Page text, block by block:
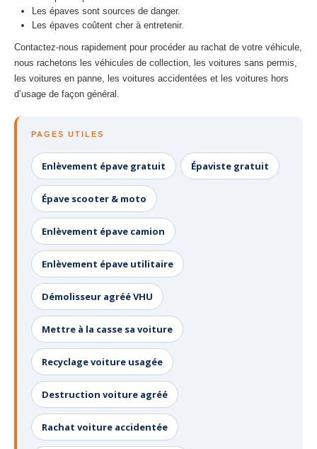
Les épaves sont sources de danger.
Les épaves coûtent cher à entretenir.
Contactez-nous rapidement pour procéder au rachat de votre véhicule,
nous rachetons les véhicules de collection, les voitures sans permis,
les voitures en panne, les voitures accidentées et les voitures hors
d’usage de façon général.
PAGES UTILES
Enlèvement épave gratuit Épaviste gratuit
Épave scooter & moto
Enlèvement épave camion
Enlèvement épave utilitaire
Démolisseur agréé VHU
Mettre à la casse sa voiture
Recyclage voiture usagée
Destruction voiture agréé
Rachat voiture accidentée